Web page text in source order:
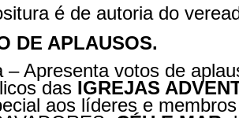
é de autoria do
DE APLAUSOS.
– Apresenta votos de
das IGREJAS
aos líderes e